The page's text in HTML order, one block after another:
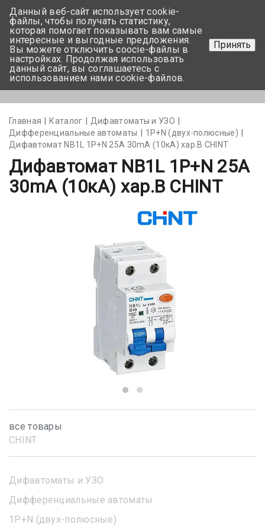
+375 17-350-99-56
+375 44-752-82-08
Задать вопрос
Главная Каталог
Дифавтоматы и УЗО
Дифференциальные автоматы
1Р+N (двух-полюсные)
Дифавтомат NB1L 1P+N 25А 30mA (10кА) хар.В CHINT
Дифавтомат NB1L 1P+N 25А
30mA (10кА) хар.В CHINT
все товары
CHINT
Дифавтоматы и УЗО
Дифференциальные автоматы
1Р+N (двух-полюсные)
Данный веб-сайт использует cookie-
файлы, чтобы получать статистику,
которая помогает показывать вам самые
интересные и выгодные предложения.
Вы можете отключить coocie-файлы в
настройках. Продолжая использовать
данный сайт, вы соглашаетесь с
использованием нами cookie-файлов.
Принять